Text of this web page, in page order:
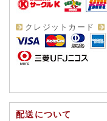
クレジットカード
配送について